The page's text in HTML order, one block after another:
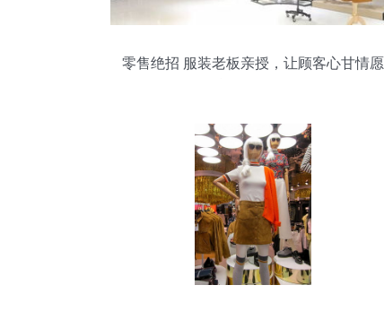
零售绝招 服装老板亲授，让顾客心甘情愿